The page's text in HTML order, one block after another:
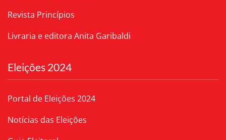
Revista Princípios
Livraria e editora Anita Garibaldi
Eleições 2024
Portal de Eleições 2024
Notícias das Eleições